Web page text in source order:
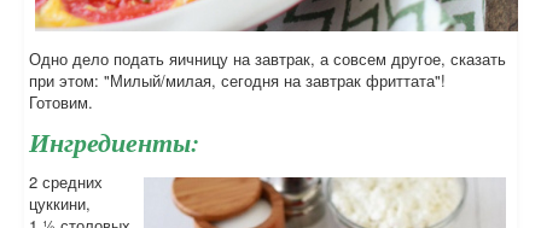
Одно дело подать яичницу на завтрак, а совсем другое, сказать
при этом: "Милый/милая, сегодня на завтрак фриттата"!
Готовим.
Ингредиенты:
2 средних
цуккини,